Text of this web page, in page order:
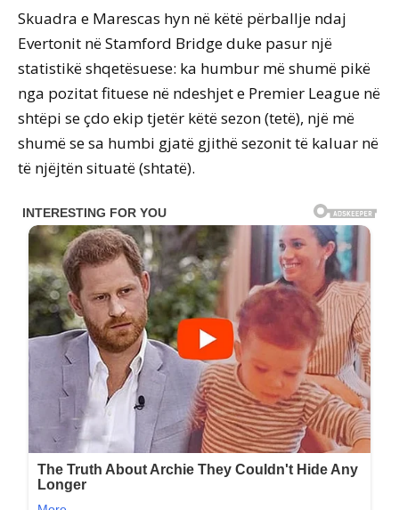
Skuadra e Marescas hyn në këtë përballje ndaj
Evertonit në Stamford Bridge duke pasur një
statistikë shqetësuese: ka humbur më shumë pikë
nga pozitat fituese në ndeshjet e Premier League në
shtëpi se çdo ekip tjetër këtë sezon (tetë), një më
shumë se sa humbi gjatë gjithë sezonit të kaluar në
të njëjtën situatë (shtatë).